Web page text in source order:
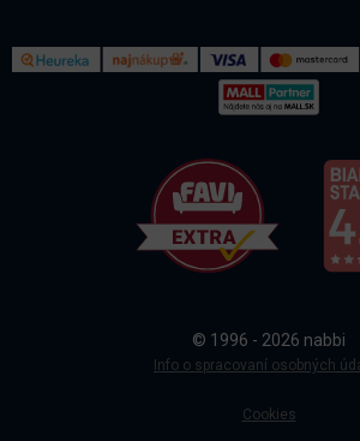
Doprava a platba
Sledovanie objednávky
© 1996 - 2026 nabbi
Info o spracovaní osobných
Cookies